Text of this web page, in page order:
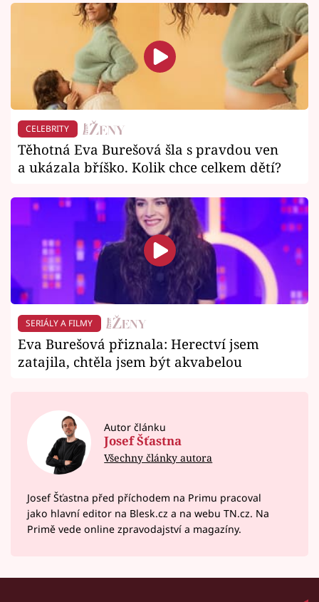
CELEBRITY
Těhotná Eva Burešová šla s pravdou ven
a ukázala bříško. Kolik chce celkem dětí?
SERIÁLY A FILMY
Eva Burešová přiznala: Herectví jsem
zatajila, chtěla jsem být akvabelou
Autor článku
Josef Šťastna
Všechny články autora
Josef Šťastna před příchodem na Primu pracoval
jako hlavní editor na Blesk.cz a na webu TN.cz. Na
Primě vede online zpravodajství a magazíny.